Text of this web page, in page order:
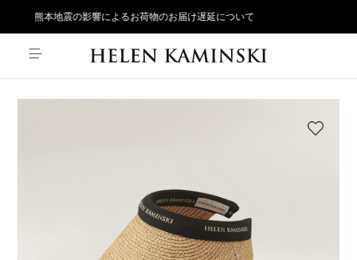
熊本地震の影響によるお荷物のお届け遅延について